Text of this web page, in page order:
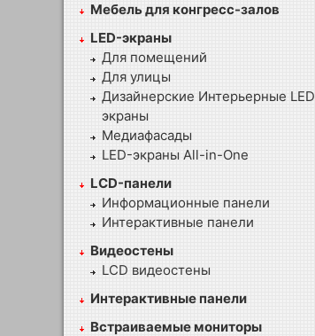
Мебель для конгресс-залов
LED-экраны
Для помещений
Для улицы
Дизайнерские Интерьерные LED
экраны
Медиафасады
LED-экраны All-in-One
LCD-панели
Информационные панели
Интерактивные панели
Видеостены
LCD видеостены
Интерактивные панели
Встраиваемые мониторы